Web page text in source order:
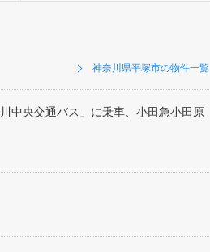
神奈川県平塚市の物件一覧
中央交通バス」に乗車、小田急小田原